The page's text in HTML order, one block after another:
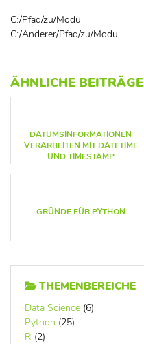
C:/Pfad/zu/Modul
C:/Anderer/Pfad/zu/Modul
ÄHNLICHE BEITRÄGE
DATUMSINFORMATIONEN
VERARBEITEN MIT DATETIME
UND TIMESTAMP
GRÜNDE FÜR PYTHON
THEMENBEREICHE
Data Science (6)
Python (25)
R (2)